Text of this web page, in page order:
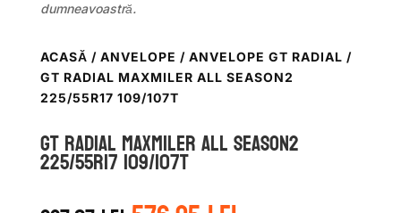
dumneavoastră.
ACASĂ / ANVELOPE / ANVELOPE GT RADIAL /
GT RADIAL MAXMILER ALL SEASON2
225/55R17 109/107T
GT Radial MAXMILER ALL SEASON2
225/55R17 109/107T